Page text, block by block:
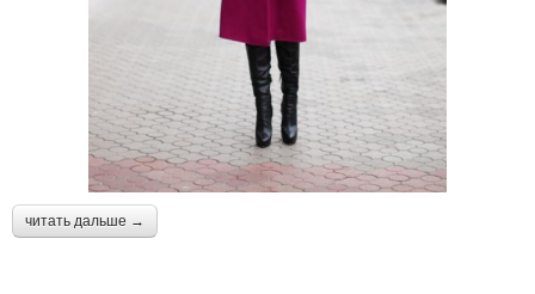
читать дальше →